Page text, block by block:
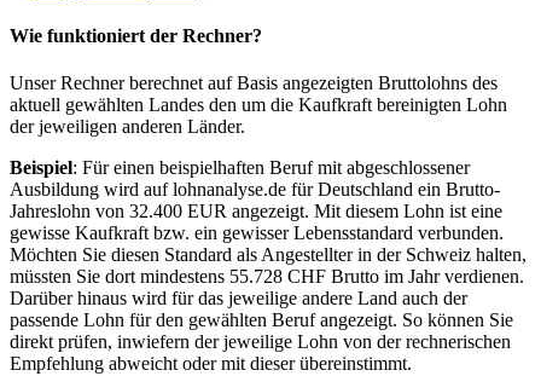
Wie funktioniert der Rechner?
Unser Rechner berechnet auf Basis angezeigten Bruttolohns des
aktuell gewählten Landes den um die Kaufkraft bereinigten Lohn
der jeweiligen anderen Länder.
Beispiel: Für einen beispielhaften Beruf mit abgeschlossener
Ausbildung wird auf lohnanalyse.de für Deutschland ein Brutto-
Jahreslohn von 32.400 EUR angezeigt. Mit diesem Lohn ist eine
gewisse Kaufkraft bzw. ein gewisser Lebensstandard verbunden.
Möchten Sie diesen Standard als Angestellter in der Schweiz halten,
müssten Sie dort mindestens 55.728 CHF Brutto im Jahr verdienen.
Darüber hinaus wird für das jeweilige andere Land auch der
passende Lohn für den gewählten Beruf angezeigt. So können Sie
direkt prüfen, inwiefern der jeweilige Lohn von der rechnerischen
Empfehlung abweicht oder mit dieser übereinstimmt.